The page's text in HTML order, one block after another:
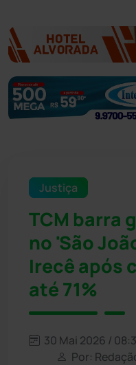
Justiça
TCM barra
no 'São
Irecê após
até 71%
30 Mai 2026 /
Por: